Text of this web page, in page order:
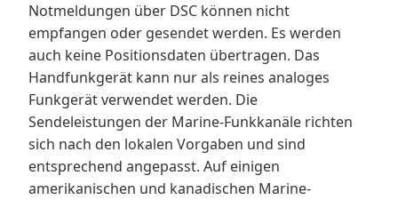
Notmeldungen über DSC können nicht
empfangen oder gesendet werden. Es werden
auch keine Positionsdaten übertragen. Das
Handfunkgerät kann nur als reines analoges
Funkgerät verwendet werden. Die
Sendeleistungen der Marine-Funkkanäle richten
sich nach den lokalen Vorgaben und sind
entsprechend angepasst. Auf einigen
amerikanischen und kanadischen Marine-